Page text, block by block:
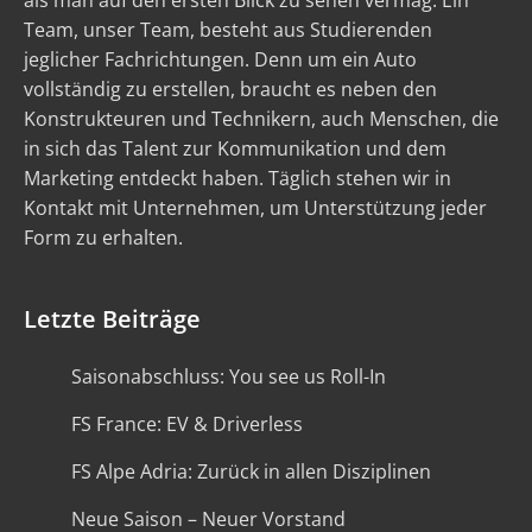
Team, unser Team, besteht aus Studierenden
jeglicher Fachrichtungen. Denn um ein Auto
vollständig zu erstellen, braucht es neben den
Konstrukteuren und Technikern, auch Menschen, die
in sich das Talent zur Kommunikation und dem
Marketing entdeckt haben. Täglich stehen wir in
Kontakt mit Unternehmen, um Unterstützung jeder
Form zu erhalten.
Letzte Beiträge
Saisonabschluss: You see us Roll-In
FS France: EV & Driverless
FS Alpe Adria: Zurück in allen Disziplinen
Neue Saison – Neuer Vorstand